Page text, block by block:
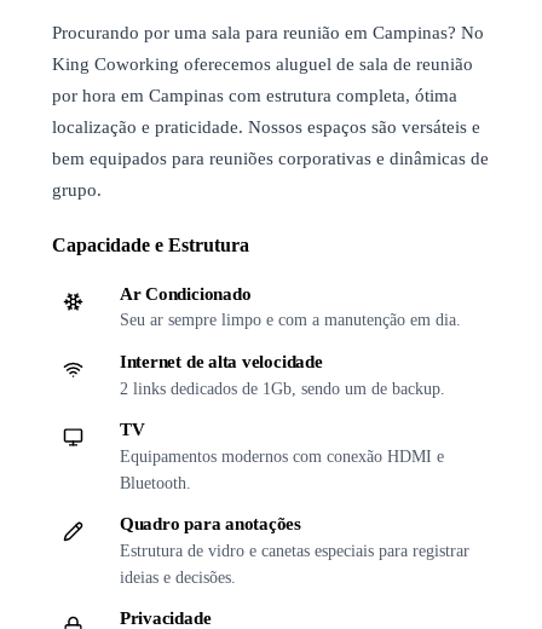
Procurando por uma sala para reunião em Campinas? No
King Coworking oferecemos aluguel de sala de reunião
por hora em Campinas com estrutura completa, ótima
localização e praticidade. Nossos espaços são versáteis e
bem equipados para reuniões corporativas e dinâmicas de
grupo.
Capacidade e Estrutura
Ar Condicionado
Seu ar sempre limpo e com a manutenção em dia.
Internet de alta velocidade
2 links dedicados de 1Gb, sendo um de backup.
TV
Equipamentos modernos com conexão HDMI e
Bluetooth.
Quadro para anotações
Estrutura de vidro e canetas especiais para registrar
ideias e decisões.
Privacidade